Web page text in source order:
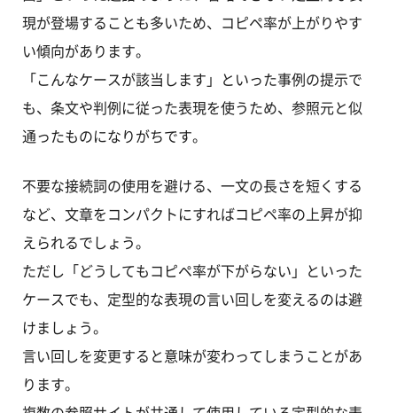
現が登場することも多いため、コピペ率が上がりやす
い傾向があります。
「こんなケースが該当します」といった事例の提示で
も、条文や判例に従った表現を使うため、参照元と似
通ったものになりがちです。
不要な接続詞の使用を避ける、一文の長さを短くする
など、文章をコンパクトにすればコピペ率の上昇が抑
えられるでしょう。
ただし「どうしてもコピペ率が下がらない」といった
ケースでも、定型的な表現の言い回しを変えるのは避
けましょう。
言い回しを変更すると意味が変わってしまうことがあ
ります。